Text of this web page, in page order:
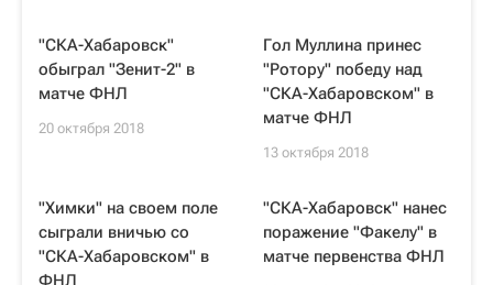
"СКА-Хабаровск"
обыграл "Зенит-2" в
матче ФНЛ
20 октября 2018
Гол Муллина принес
"Ротору" победу над
"СКА-Хабаровском" в
матче ФНЛ
13 октября 2018
"Химки" на своем поле
сыграли вничью со
"СКА-Хабаровском" в
ФНЛ
"СКА-Хабаровск" нанес
поражение "Факелу" в
матче первенства ФНЛ